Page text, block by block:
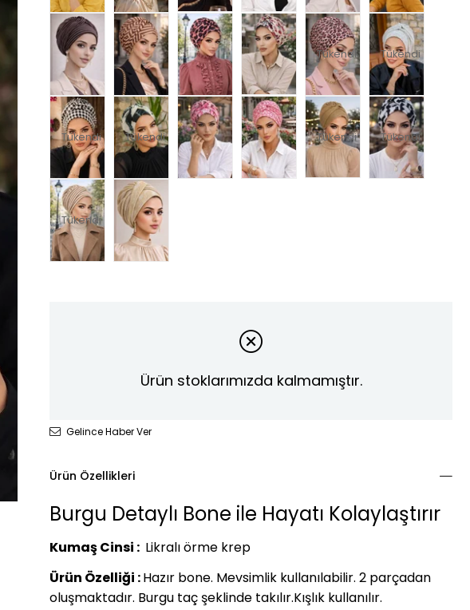
Tükendi Tükendi
Tükendi Tükendi Tükendi Tükendi
Tükendi
Ürün stoklarımızda kalmamıştır.
Gelince Haber Ver
Ürün Özellikleri
Burgu Detaylı Bone ile Hayatı Kolaylaştırır
Kumaş Cinsi : Likralı örme krep
Ürün Özelliği :Hazır bone. Mevsimlik kullanılabilir. 2 parçadan
oluşmaktadır. Burgu taç şeklinde takılır.Kışlık kullanılır.